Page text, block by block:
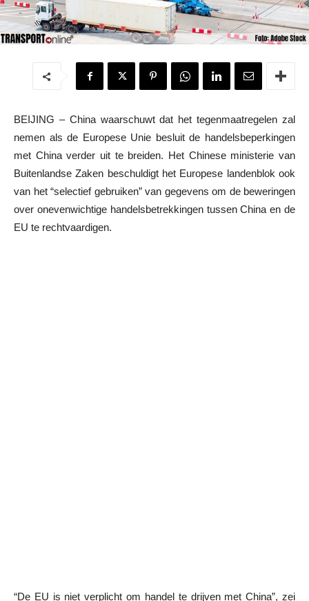
BEIJING – China waarschuwt dat het tegenmaatregelen zal
nemen als de Europese Unie besluit de handelsbeperkingen
met China verder uit te breiden. Het Chinese ministerie van
Buitenlandse Zaken beschuldigt het Europese landenblok ook
van het “selectief gebruiken” van gegevens om de beweringen
over onevenwichtige handelsbetrekkingen tussen China en de
EU te rechtvaardigen.
“De EU is niet verplicht om handel te drijven met China”, zei